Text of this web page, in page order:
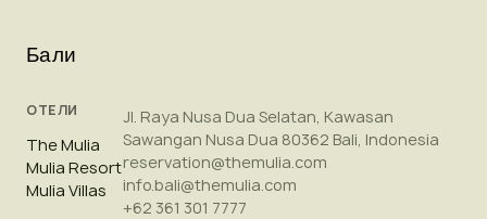
Бали
ОТЕЛИ
The Mulia
Mulia Resort
Mulia Villas
Jl. Raya Nusa Dua Selatan, Kawasan
Sawangan Nusa Dua 80362 Bali, Indonesia
reservation@themulia.com
info.bali@themulia.com
+62 361 301 7777